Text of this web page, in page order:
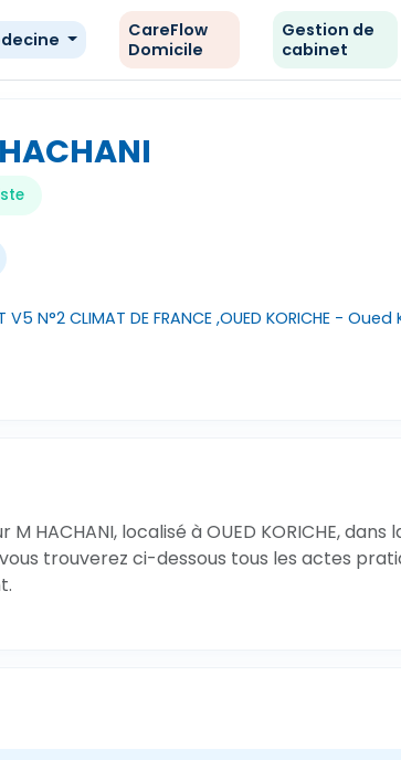
CareFlow
Domicile
Gestion de
cabinet
V5 N°2 CLIMAT DE FRANCE ,OUED KORICHE -
HACHANI, localisé à OUED KORICHE, dans
vous trouverez ci-dessous tous les actes